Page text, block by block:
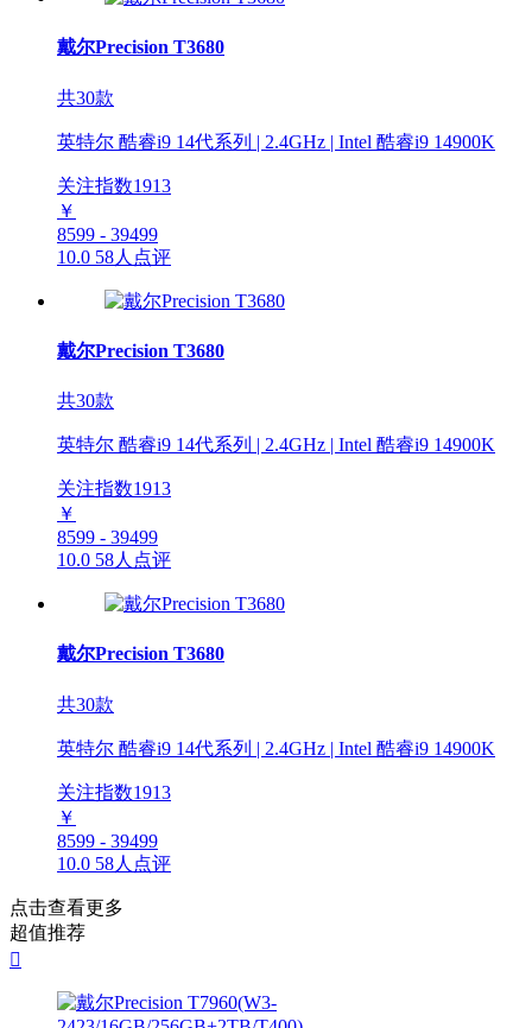
戴尔Precision T3680
共30款
英特尔 酷睿i9 14代系列 | 2.4GHz | Intel 酷睿i9 14900K
关注指数1913
￥
8599 - 39499
10.0 58人点评
戴尔Precision T3680
共30款
英特尔 酷睿i9 14代系列 | 2.4GHz | Intel 酷睿i9 14900K
关注指数1913
￥
8599 - 39499
10.0 58人点评
戴尔Precision T3680
共30款
英特尔 酷睿i9 14代系列 | 2.4GHz | Intel 酷睿i9 14900K
关注指数1913
￥
8599 - 39499
10.0 58人点评
点击查看更多
超值推荐
